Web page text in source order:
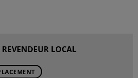
LOCAL